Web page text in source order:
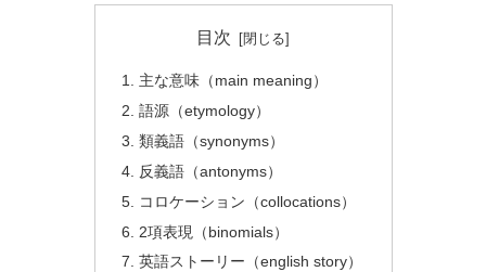
目次
主な意味（main meaning）
語源（etymology）
類義語（synonyms）
反義語（antonyms）
コロケーション（collocations）
2項表現（binomials）
英語ストーリー（english story）